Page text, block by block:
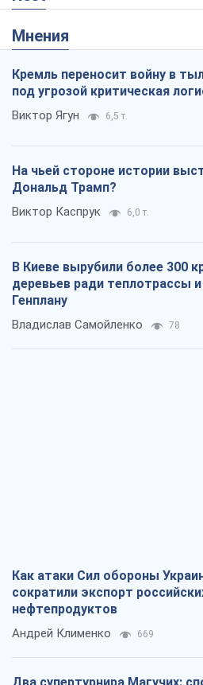
Мнения
Кремль переносит войну в
под угрозой критическая
Виктор Ягун 6,5 т.
На чьей стороне истории
Дональд Трамп?
Виктор Каспрук 6,0 т.
В Киеве вырубили более 300
деревьев ради теплотрассы
Генплану
Владислав Самойленко 78
Как атаки Сил обороны
сократили экспорт
нефтепродуктов
Андрей Клименко 669